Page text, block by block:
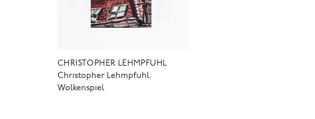
CHRISTOPHER LEHMPFUHL
Christopher Lehmpfuhl.
Wolkenspiel